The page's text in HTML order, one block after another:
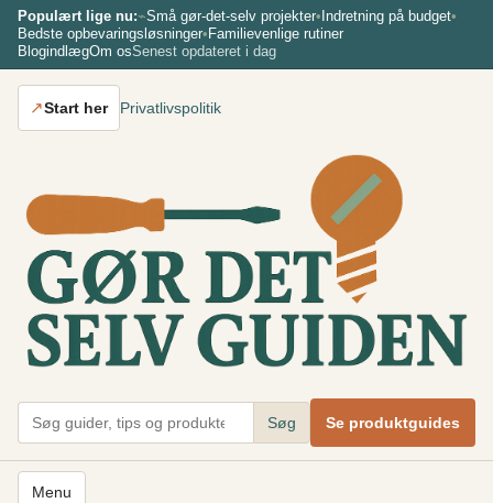
Spring
indhold
Populært lige nu:⌁Små gør-det-selv projekter• Indretning på budget•
Bedste opbevaringsløsninger• Familievenlige rutiner
BlogindlægOm osSenest opdateret i dag
↗Start her Privatlivspolitik
Søg Se produktguides
Menu